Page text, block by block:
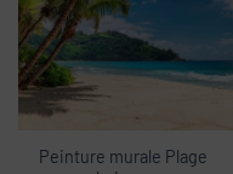
Peinture murale Plage